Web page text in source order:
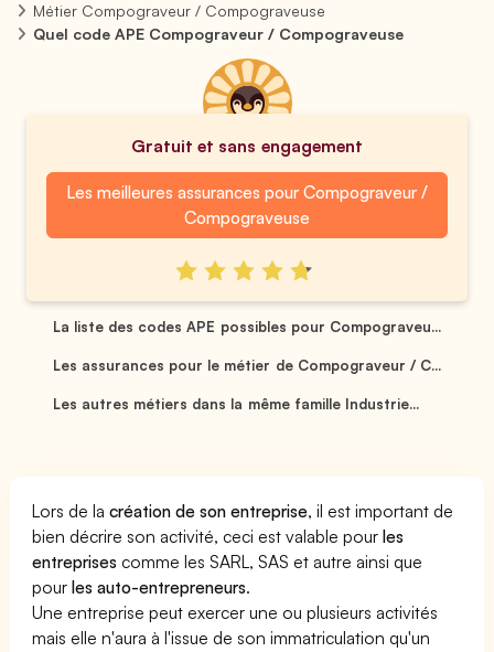
Métier Compograveur / Compograveuse
Quel code APE Compograveur / Compograveuse
Gratuit et sans engagement
Les meilleures assurances pour Compograveur /
Compograveuse
La liste des codes APE possibles pour Compograveu...
Les assurances pour le métier de Compograveur / C...
Les autres métiers dans la même famille Industrie...
Lors de lacréation de son entreprise, il est important de
bien décrire son activité, ceci est valable pourles
entreprises comme les SARL, SAS et autre ainsi que
pourles auto-entrepreneurs.
Une entreprise peut exercer une ou plusieurs activités
mais elle n'aura à l'issue de son immatriculation qu'un